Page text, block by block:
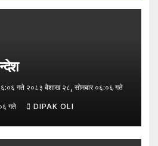
गते २०८३ बैशाख २८, सोमबार ०६:०६ गते
गते DIPAK OLI